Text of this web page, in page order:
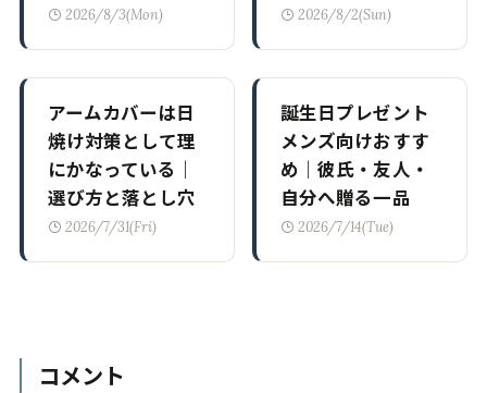
2026/8/3(Mon) 2026/8/2(Sun)
アームカバーは日
焼け対策として理
にかなっている｜
選び方と落とし穴
2026/7/31(Fri)
誕生日プレゼント
メンズ向けおすす
め｜彼氏・友人・
自分へ贈る一品
2026/7/14(Tue)
コメント